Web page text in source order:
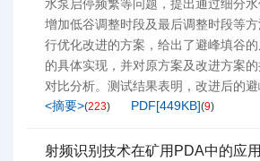
水泵启停频繁等问题，提出通过细分水
增加低谷调整时段及最后调整时段等
行优化改进的方案，给出了避峰填谷
的具体实现，并对原方案及改进方案
对比分析。测试结果表明，改进后的避
<摘要>(223) PDF[449KB](9)
射频识别技术在矿用PDA中的应